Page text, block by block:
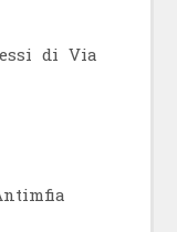
di Via